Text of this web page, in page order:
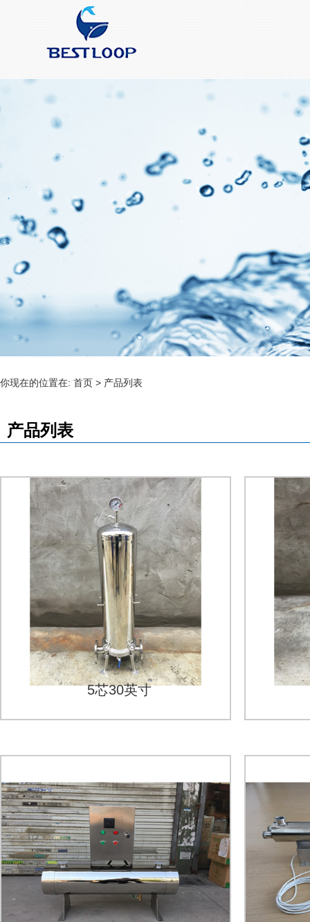
你现在的位置在: 首页 > 产品列表
产品列表
5芯30英寸